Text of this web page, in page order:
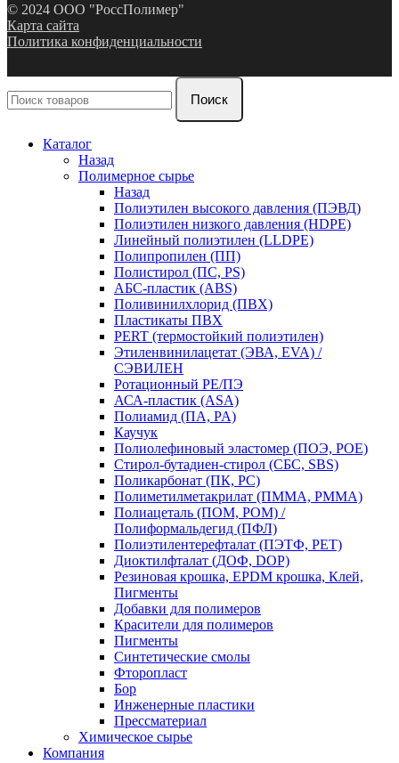
© 2024 ООО "РоссПолимер"
Карта сайта
Политика конфиденциальности
Поиск
Каталог
Назад
Полимерное сырье
Назад
Полиэтилен высокого давления (ПЭВД)
Полиэтилен низкого давления (HDPE)
Линейный полиэтилен (LLDPE)
Полипропилен (ПП)
Полистирол (ПС, PS)
АБС-пластик (ABS)
Поливинилхлорид (ПВХ)
Пластикаты ПВХ
PERT (термостойкий полиэтилен)
Этиленвинилацетат (ЭВА, EVA) /
СЭВИЛЕН
Ротационный PE/ПЭ
АСА-пластик (ASA)
Полиамид (ПА, PA)
Каучук
Полиолефиновый эластомер (ПОЭ, POE)
Стирол-бутадиен-стирол (СБС, SBS)
Поликарбонат (ПК, PC)
Полиметилметакрилат (ПММА, PMMA)
Полиацеталь (ПОМ, POM) /
Полиформальдегид (ПФЛ)
Полиэтилентерефталат (ПЭТФ, PET)
Диоктилфталат (ДОФ, DOP)
Резиновая крошка, EPDM крошка, Клей,
Пигменты
Добавки для полимеров
Красители для полимеров
Пигменты
Синтетические смолы
Фторопласт
Бор
Инженерные пластики
Прессматериал
Химическое сырье
Компания